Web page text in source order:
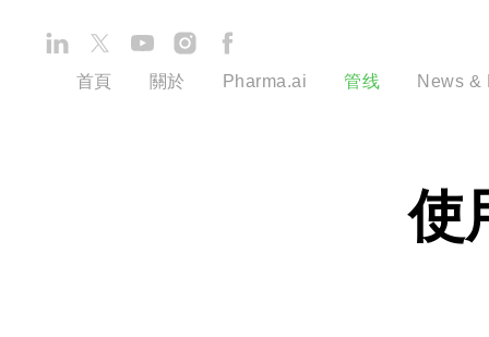
首頁 關於 Pharma.ai 管线 News &
使